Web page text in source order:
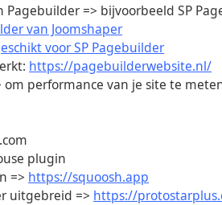
=> bijvoorbeeld SP
van Joomshaper
voor SP Pagebuilder
https://pagebuilderwebsite.nl/
om performance van je site te
plugin
=> https://squoosh.app
uitgebreid => https://